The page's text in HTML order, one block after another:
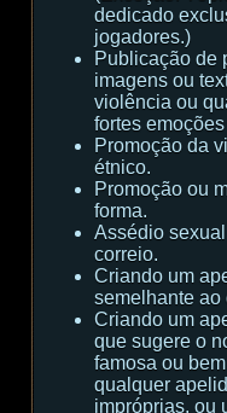
dedicado
jogadores.)
Publicação de
imagens ou
violência ou
fortes
Promoção da
étnico.
Promoção ou
forma.
Assédio
correio.
Criando um
semelhante ao
Criando um
que sugere o
famosa ou
qualquer
impróprias, ou